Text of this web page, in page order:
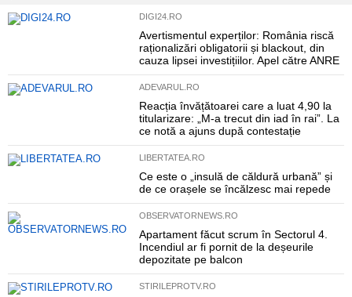
DIGI24.RO
Avertismentul experților: România riscă
raționalizări obligatorii și blackout, din
cauza lipsei investițiilor. Apel către ANRE
ADEVARUL.RO
Reacția învățătoarei care a luat 4,90 la
titularizare: „M-a trecut din iad în rai”. La
ce notă a ajuns după contestație
LIBERTATEA.RO
Ce este o „insulă de căldură urbană” și
de ce orașele se încălzesc mai repede
OBSERVATORNEWS.RO
Apartament făcut scrum în Sectorul 4.
Incendiul ar fi pornit de la deșeurile
depozitate pe balcon
STIRILEPROTV.RO